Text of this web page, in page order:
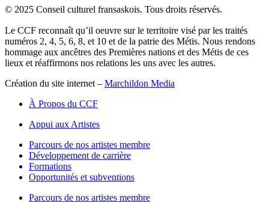
© 2025 Conseil culturel fransaskois. Tous droits réservés.
Le CCF reconnaît qu’il oeuvre sur le territoire visé par les traités
numéros 2, 4, 5, 6, 8, et 10 et de la patrie des Métis. Nous rendons
hommage aux ancêtres des Premières nations et des Métis de ces
lieux et réaffirmons nos relations les uns avec les autres.
Création du site internet – Marchildon Media
À Propos du CCF
Appui aux Artistes
Parcours de nos artistes membre
Développement de carrière
Formations
Opportunités et subventions
Parcours de nos artistes membre